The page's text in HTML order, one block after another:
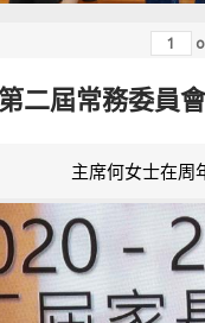
二屆常務委員
主席何女士在周